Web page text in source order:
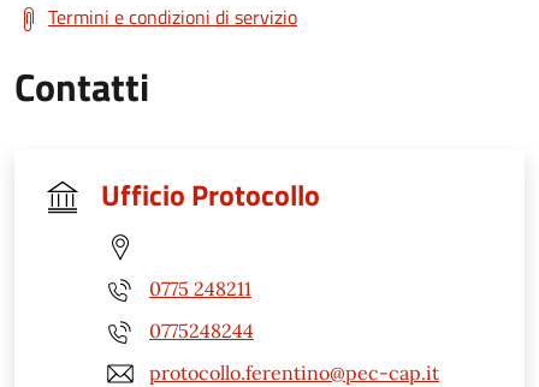
Termini e condizioni di servizio
Contatti
Ufficio Protocollo
0775 248211
0775248244
protocollo.ferentino@pec-cap.it